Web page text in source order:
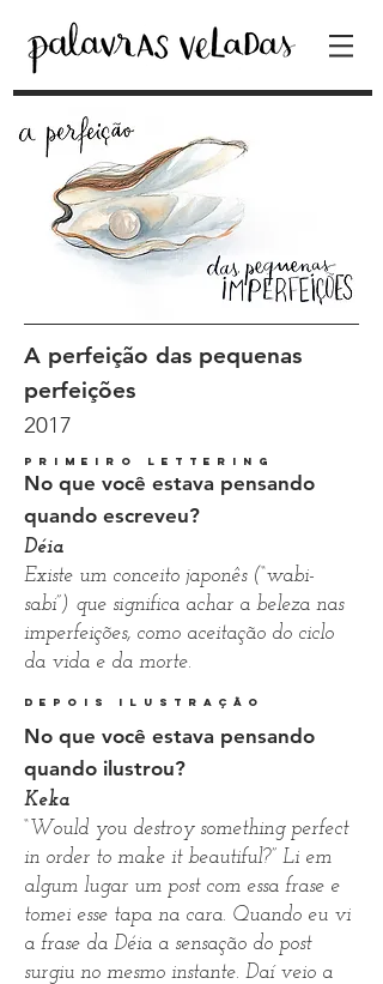
primeiro lettering
No que você estava pensando
quando escreveu?
A perfeição das pequenas
perfeições
2017
Existe um conceito japonês (“wabi-
sabi”) que significa achar a beleza nas
imperfeições, como aceitação do ciclo
da vida e da morte.
Déia
“Would you destroy something perfect
in order to make it beautiful?” Li em
algum lugar um post com essa frase e
tomei esse tapa na cara. Quando eu vi
a frase da Déia a sensação do post
surgiu no mesmo instante. Daí veio a
Keka
No que você estava pensando
quando ilustrou?
depois ilustração